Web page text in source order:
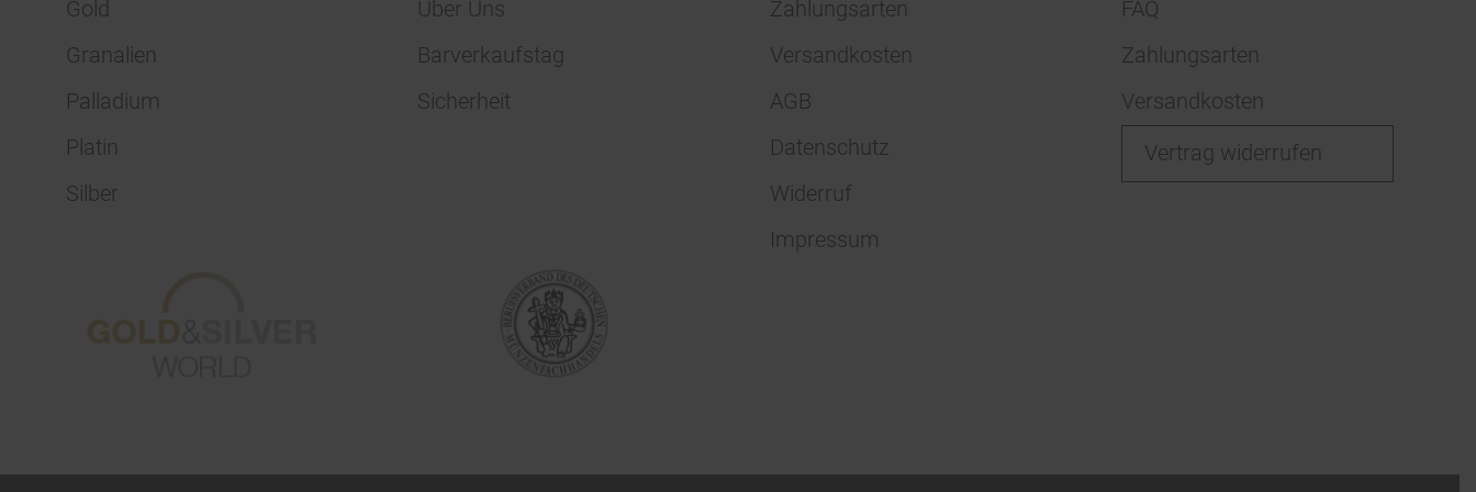
Gold
Granalien
Palladium
Platin
Silber
Über Uns
Barverkaufstag
Sicherheit
Zahlungsarten
Versandkosten
AGB
Datenschutz
Widerruf
Impressum
FAQ
Zahlungsarten
Versandkosten
Vertrag widerrufen